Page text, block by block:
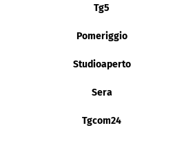
Tg5
Pomeriggio
Studioaperto
Sera
Tgcom24